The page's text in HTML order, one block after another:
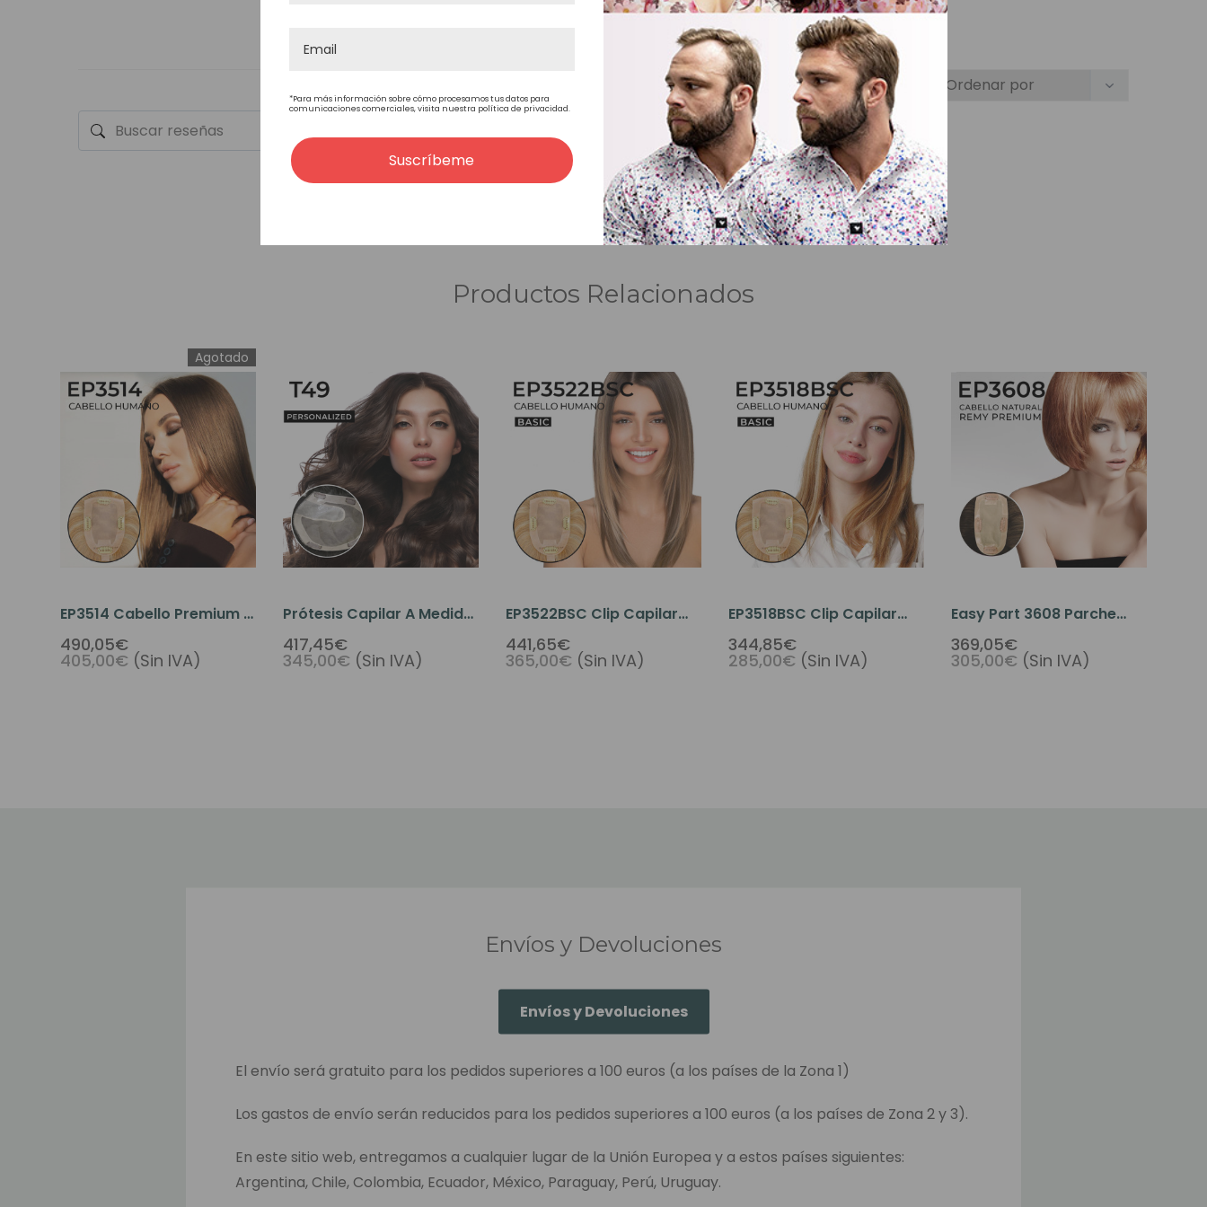
ESTILO DEL CABELLO
>
Productos Relacionados
Agotado
EP3514 Cabello Premium I
Clip Capilar Para La Raya
Del Cabello
490,05€
405,00€ (Sin IVA)
Prótesis Capilar A Medida
Para Mujer Con
Monofilamento De Seda Y
417,45€
345,00€ (Sin IVA)
EP3522BSC Clip Capilar
Para La Raya Del Pelo
441,65€
365,00€ (Sin IVA)
EP3518BSC Clip Capilar
Para La Raya Del Pelo
344,85€
285,00€ (Sin IVA)
Easy Part 3608 Parche
Capilar Para La Pérdida
De Cabello Con Pelo
369,05€
305,00€ (Sin IVA)
Envíos y Devoluciones
Envíos y Devoluciones
El envío será gratuito para los pedidos superiores a 100 euros (a los países de la Zona 1)
Los gastos de envío serán reducidos para los pedidos superiores a 100 euros (a los países de Zona 2 y 3).
En este sitio web, entregamos a cualquier lugar de la Unión Europea y a estos países siguientes:
Argentina, Chile, Colombia, Ecuador, México, Paraguay, Perú, Uruguay.
*Para más información sobre cómo procesamos tus datos para
comunicaciones comerciales, visita nuestra política de privacidad.
Suscríbeme